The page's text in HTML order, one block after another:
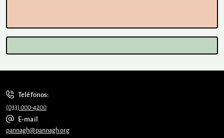
Teléfonos:
(033) 000-4200
E-mail
pannagh@pannagh.org